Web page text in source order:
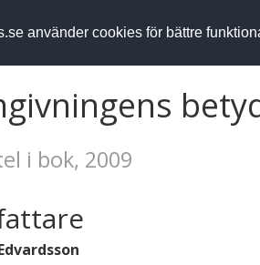
använder cookies för bättre
.chalmers.se
i bok, 2009